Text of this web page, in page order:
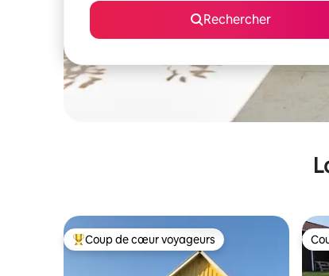
Rechercher
Coups de cœur voyageurs les plus appréciés
Coup de cœur voyageurs